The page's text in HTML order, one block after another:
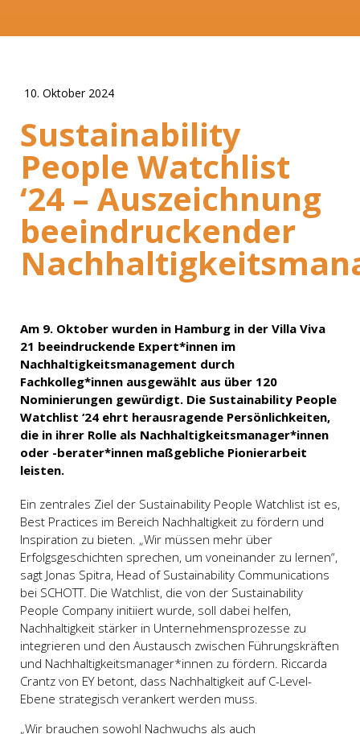
10. Oktober 2024
Sustainability
People Watchlist
‘24 – Auszeichnung
beeindruckender
Am 9. Oktober wurden in Hamburg in der Villa Viva
21 beeindruckende Expert*innen im
Nachhaltigkeitsmanagement durch
Fachkolleg*innen ausgewählt aus über 120
Nominierungen gewürdigt. Die Sustainability People
Watchlist ‘24 ehrt herausragende Persönlichkeiten,
die in ihrer Rolle als Nachhaltigkeitsmanager*innen
oder -berater*innen maßgebliche Pionierarbeit
leisten.
Ein zentrales Ziel der Sustainability People Watchlist ist es,
Best Practices im Bereich Nachhaltigkeit zu fördern und
Inspiration zu bieten. „Wir müssen mehr über
Erfolgsgeschichten sprechen, um voneinander zu lernen“,
sagt Jonas Spitra, Head of Sustainability Communications
bei SCHOTT. Die Watchlist, die von der Sustainability
People Company initiiert wurde, soll dabei helfen,
Nachhaltigkeit stärker in Unternehmensprozesse zu
integrieren und den Austausch zwischen Führungskräften
und Nachhaltigkeitsmanager*innen zu fördern. Riccarda
Crantz von EY betont, dass Nachhaltigkeit auf C-Level-
Ebene strategisch verankert werden muss.
„Wir brauchen sowohl Nachwuchs als auch